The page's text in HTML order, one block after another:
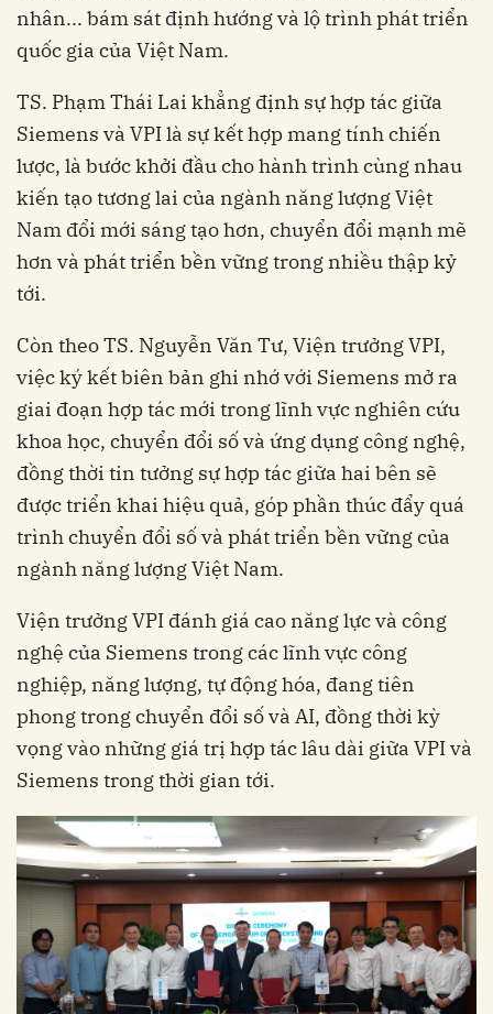
nhân... bám sát định hướng và lộ trình phát triển
quốc gia của Việt Nam.
TS. Phạm Thái Lai khẳng định sự hợp tác giữa
Siemens và VPI là sự kết hợp mang tính chiến
lược, là bước khởi đầu cho hành trình cùng nhau
kiến tạo tương lai của ngành năng lượng Việt
Nam đổi mới sáng tạo hơn, chuyển đổi mạnh mẽ
hơn và phát triển bền vững trong nhiều thập kỷ
tới.
Còn theo TS. Nguyễn Văn Tư, Viện trưởng VPI,
việc ký kết biên bản ghi nhớ với Siemens mở ra
giai đoạn hợp tác mới trong lĩnh vực nghiên cứu
khoa học, chuyển đổi số và ứng dụng công nghệ,
đồng thời tin tưởng sự hợp tác giữa hai bên sẽ
được triển khai hiệu quả, góp phần thúc đẩy quá
trình chuyển đổi số và phát triển bền vững của
ngành năng lượng Việt Nam.
Viện trưởng VPI đánh giá cao năng lực và công
nghệ của Siemens trong các lĩnh vực công
nghiệp, năng lượng, tự động hóa, đang tiên
phong trong chuyển đổi số và AI, đồng thời kỳ
vọng vào những giá trị hợp tác lâu dài giữa VPI và
Siemens trong thời gian tới.